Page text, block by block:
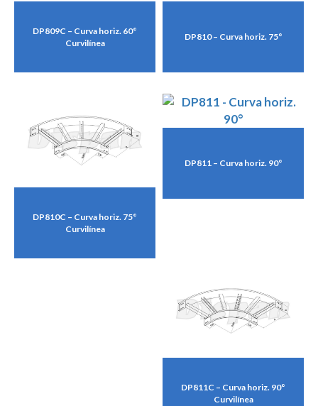
DP809C – Curva horiz. 60°
Curvilínea
DP810 – Curva horiz. 75°
DP810C – Curva horiz. 75°
Curvilínea
DP811 – Curva horiz. 90°
DP811C – Curva horiz. 90°
Curvilínea